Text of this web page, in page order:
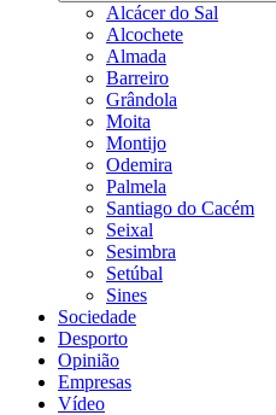
Alcácer do Sal
Alcochete
Almada
Barreiro
Grândola
Moita
Montijo
Odemira
Palmela
Santiago do Cacém
Seixal
Sesimbra
Setúbal
Sines
Sociedade
Desporto
Opinião
Empresas
Vídeo